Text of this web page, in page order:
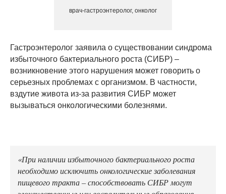
врач-гастроэнтеролог, онколог
Гастроэнтеролог заявила о существовании синдрома
избыточного бактериального роста (СИБР) –
возникновение этого нарушения может говорить о
серьезных проблемах с организмом. В частности,
вздутие живота из-за развития СИБР может
вызываться онкологическими болезнями.
«При наличии избыточного бактериального роста
необходимо исключить онкологические заболевания
пищевого тракта – способствовать СИБР могут